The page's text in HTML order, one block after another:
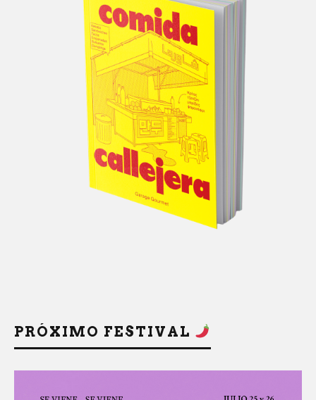
PRÓXIMO FESTIVAL